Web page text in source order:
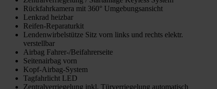
Rückfahrkamera mit 360° Umgebungsansicht
Lenkrad heizbar
Reifen-Reparaturkit
Lendenwirbelstütze Sitz vorn links und rechts elektr.
verstellbar
Airbag Fahrer-/Beifahrerseite
Seitenairbag vorn
Kopf-Airbag-System
Tagfahrlicht LED
Zentralverriegelung inkl. Türverriegelung automatisch